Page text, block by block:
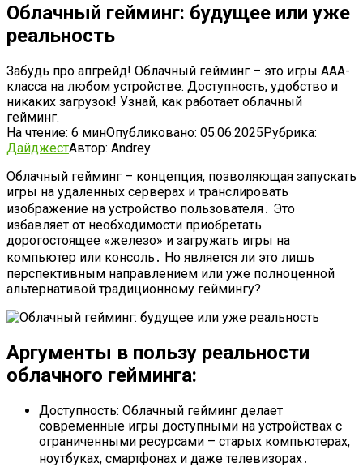
Облачный гейминг: будущее или уже
реальность
Забудь про апгрейд! Облачный гейминг – это игры AAA-
класса на любом устройстве. Доступность, удобство и
никаких загрузок! Узнай, как работает облачный
гейминг.
На чтение: 6 минОпубликовано: 05.06.2025Рубрика:
ДайджестАвтор: Andrey
Облачный гейминг – концепция, позволяющая запускать
игры на удаленных серверах и транслировать
изображение на устройство пользователя․ Это
избавляет от необходимости приобретать
дорогостоящее «железо» и загружать игры на
компьютер или консоль․ Но является ли это лишь
перспективным направлением или уже полноценной
альтернативой традиционному геймингу?
Аргументы в пользу реальности
облачного гейминга:
Доступность: Облачный гейминг делает
современные игры доступными на устройствах с
ограниченными ресурсами – старых компьютерах,
ноутбуках, смартфонах и даже телевизорах․